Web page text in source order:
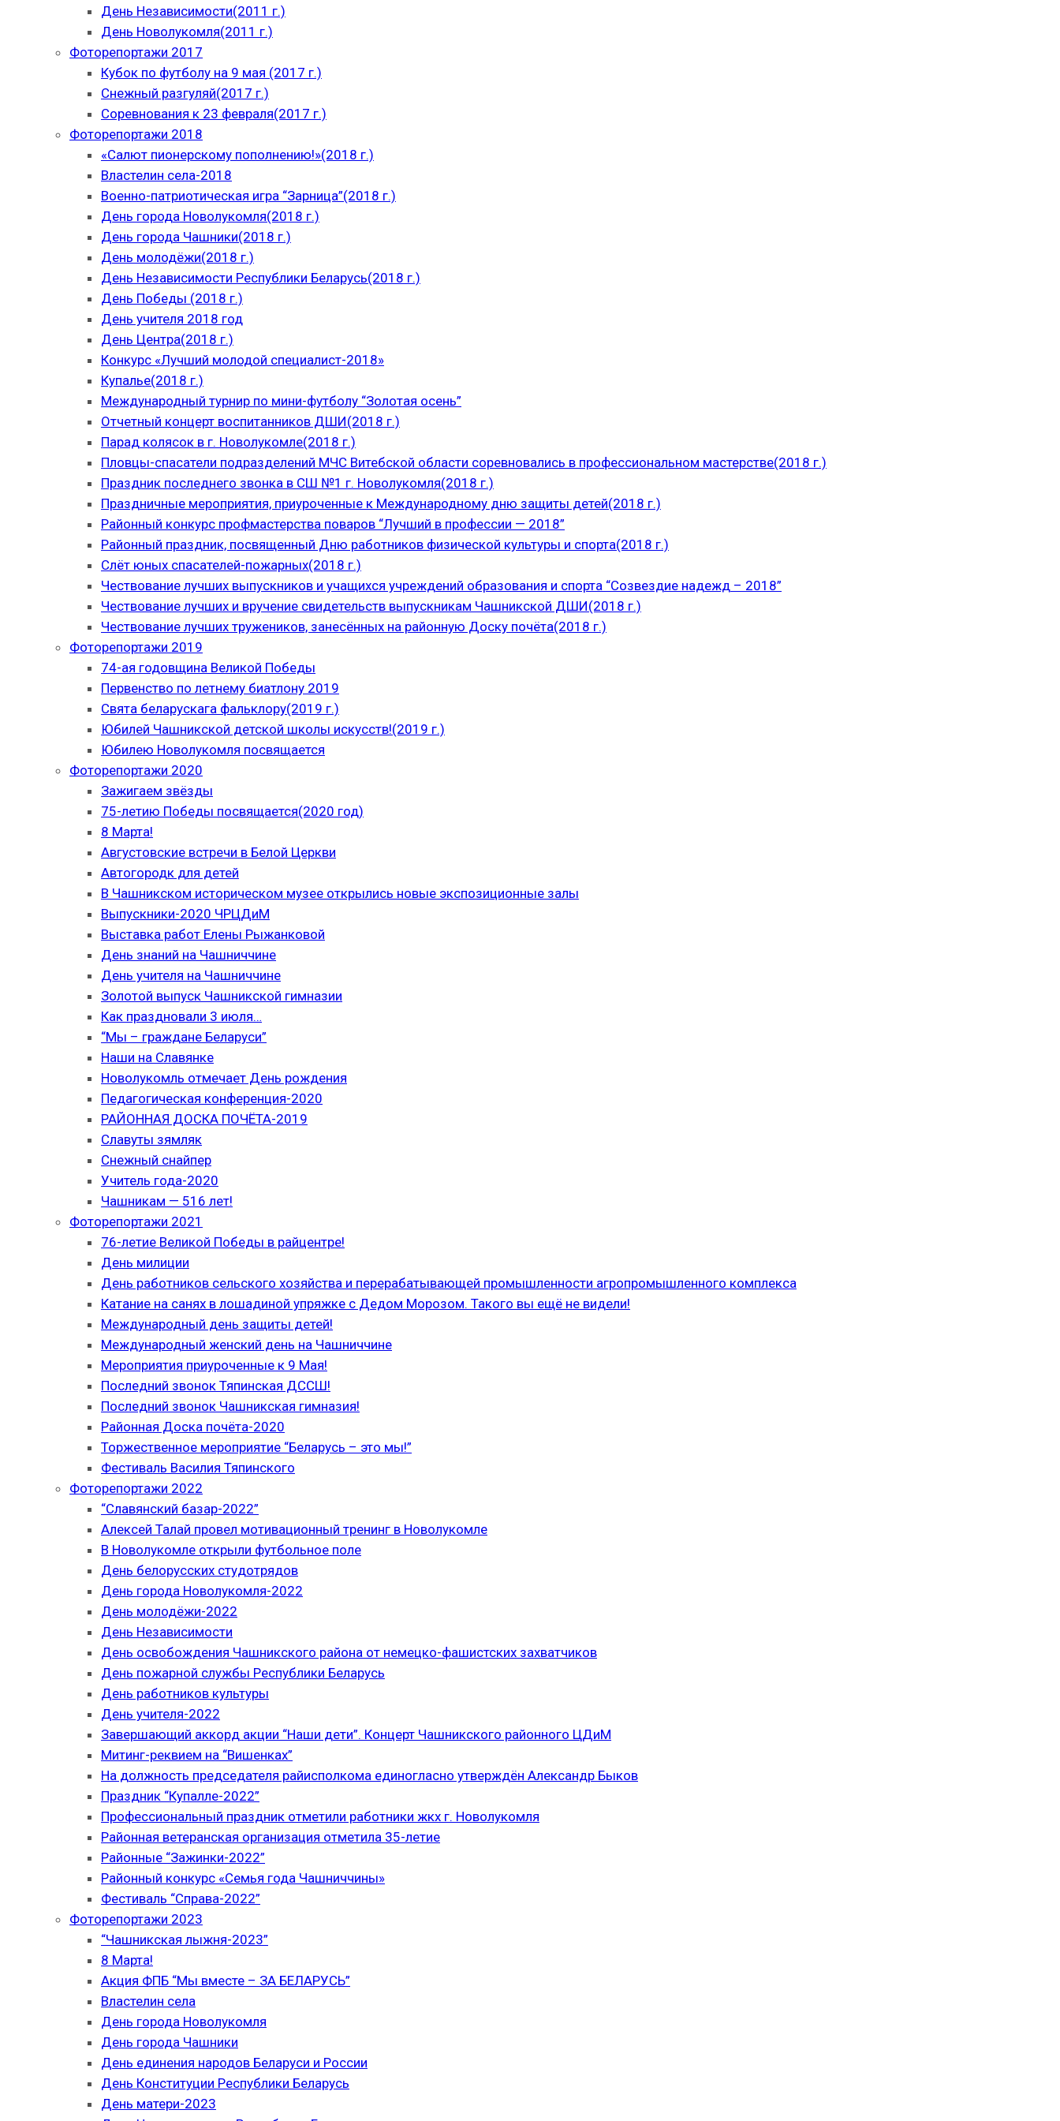
День Независимости(2011 г.)
День Новолукомля(2011 г.)
Фоторепортажи 2017
Кубок по футболу на 9 мая (2017 г.)
Снежный разгуляй(2017 г.)
Соревнования к 23 февраля(2017 г.)
Фоторепортажи 2018
«Салют пионерскому пополнению!»(2018 г.)
Властелин села-2018
Военно-патриотическая игра “Зарница”(2018 г.)
День города Новолукомля(2018 г.)
День города Чашники(2018 г.)
День молодёжи(2018 г.)
День Независимости Республики Беларусь(2018 г.)
День Победы (2018 г.)
День учителя 2018 год
День Центра(2018 г.)
Конкурс «Лучший молодой специалист-2018»
Купалье(2018 г.)
Международный турнир по мини-футболу “Золотая осень”
Отчетный концерт воспитанников ДШИ(2018 г.)
Парад колясок в г. Новолукомле(2018 г.)
Пловцы-спасатели подразделений МЧС Витебской области соревновались в профессиональном мастерстве(2018 г.)
Праздник последнего звонка в СШ №1 г. Новолукомля(2018 г.)
Праздничные мероприятия, приуроченные к Международному дню защиты детей(2018 г.)
Районный конкурс профмастерства поваров “Лучший в профессии — 2018”
Районный праздник, посвященный Дню работников физической культуры и спорта(2018 г.)
Слёт юных спасателей-пожарных(2018 г.)
Чествование лучших выпускников и учащихся учреждений образования и спорта “Созвездие надежд – 2018”
Чествование лучших и вручение свидетельств выпускникам Чашникской ДШИ(2018 г.)
Чествование лучших тружеников, занесённых на районную Доску почёта(2018 г.)
Фоторепортажи 2019
74-ая годовщина Великой Победы
Первенство по летнему биатлону 2019
Свята беларускага фальклору(2019 г.)
Юбилей Чашникской детской школы искусств!(2019 г.)
Юбилею Новолукомля посвящается
Фоторепортажи 2020
Зажигаем звёзды
75-летию Победы посвящается(2020 год)
8 Марта!
Августовские встречи в Белой Церкви
Автогородк для детей
В Чашникском историческом музее открылись новые экспозиционные залы
Выпускники-2020 ЧРЦДиМ
Выставка работ Елены Рыжанковой
День знаний на Чашниччине
День учителя на Чашниччине
Золотой выпуск Чашникской гимназии
Как праздновали 3 июля…
“Мы – граждане Беларуси”
Наши на Славянке
Новолукомль отмечает День рождения
Педагогическая конференция-2020
РАЙОННАЯ ДОСКА ПОЧЁТА-2019
Славуты зямляк
Снежный снайпер
Учитель года-2020
Чашникам — 516 лет!
Фоторепортажи 2021
76-летие Великой Победы в райцентре!
День милиции
День работников сельского хозяйства и перерабатывающей промышленности агропромышленного комплекса
Катание на санях в лошадиной упряжке с Дедом Морозом. Такого вы ещё не видели!
Международный день защиты детей!
Международный женский день на Чашниччине
Мероприятия приуроченные к 9 Мая!
Последний звонок Тяпинская ДССШ!
Последний звонок Чашникская гимназия!
Районная Доска почёта-2020
Торжественное мероприятие “Беларусь – это мы!”
Фестиваль Василия Тяпинского
Фоторепортажи 2022
“Славянский базар-2022”
Алексей Талай провел мотивационный тренинг в Новолукомле
В Новолукомле открыли футбольное поле
День белорусских студотрядов
День города Новолукомля-2022
День молодёжи-2022
День Независимости
День освобождения Чашникского района от немецко-фашистских захватчиков
День пожарной службы Республики Беларусь
День работников культуры
День учителя-2022
Завершающий аккорд акции “Наши дети”. Концерт Чашникского районного ЦДиМ
Митинг-реквием на “Вишенках”
На должность председателя райисполкома единогласно утверждён Александр Быков
Праздник “Купалле-2022”
Профессиональный праздник отметили работники жкх г. Новолукомля
Районная ветеранская организация отметила 35-летие
Районные “Зажинки-2022”
Районный конкурс «Семья года Чашниччины»
Фестиваль “Справа-2022”
Фоторепортажи 2023
“Чашникская лыжня-2023”
8 Марта!
Акция ФПБ “Мы вместе – ЗА БЕЛАРУСЬ”
Властелин села
День города Новолукомля
День города Чашники
День единения народов Беларуси и России
День Конституции Республики Беларусь
День матери-2023